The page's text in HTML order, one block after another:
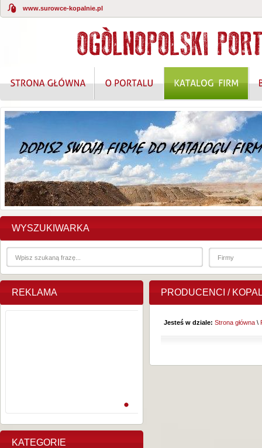
www.surowce-kopalnie.pl
WYSZUKIWARKA
REKLAMA
KATEGORIE
PRODUCENCI /
Jesteś w dziale: Strona główna \